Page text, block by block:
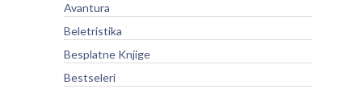
Avantura
Beletristika
Besplatne Knjige
Bestseleri